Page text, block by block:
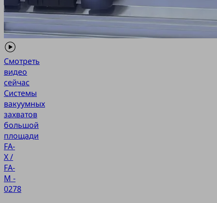
Смотреть
видео
сейчас
Системы
вакуумных
захватов
большой
площади
FA-
X /
FA-
M -
0278